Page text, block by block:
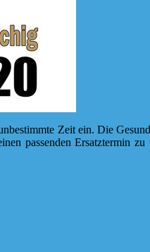
Zeit ein. Die
passenden Ersatztermin